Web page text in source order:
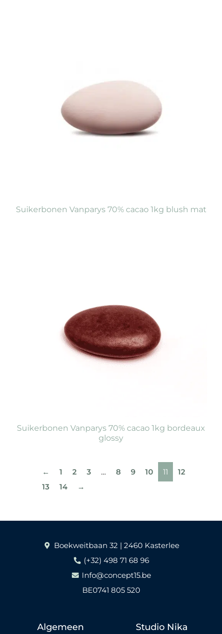
Suikerbonen Vanparys 70% cacao 1kg blush mat
Suikerbonen Vanparys 70% cacao 1kg bordeaux
glossy
← 1 2 3 … 8 9 10 11
12
13
14 →
Boekweitbaan 32 | 2460 Kasterlee
(+32) 498 71 68 96
Info@concept15.be
BE0741 805 520
Algemeen Studio Nika